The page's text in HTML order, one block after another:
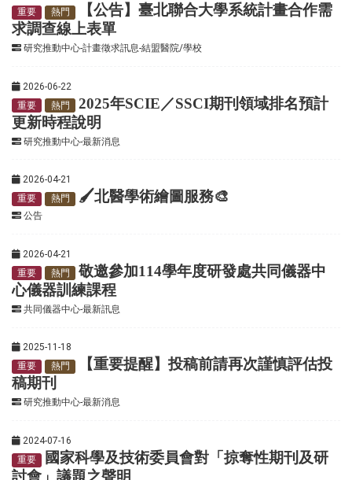
重要
熱門
【公告】臺北聯合大學系統計畫合作需
求調查線上表單
研究推動中心-計畫徵求訊息-結盟醫院/學校
2026-06-22
重要
熱門 2025年SCIE ／SSCI期刊領域排名預計
更新時程說明
研究推動中心-最新消息
2026-04-21
重要
熱門 🖌️北醫學術繪圖服務🎨
公告
2026-04-21
重要
熱門
敬邀參加114學年度研發處共同儀器中
心儀器訓練課程
共同儀器中心-最新訊息
2025-11-18
重要
熱門
【重要提醒】投稿前請再次謹慎評估投
稿期刊
研究推動中心-最新消息
2024-07-16
重要
國家科學及技術委員會對「掠奪性期刊及研
討會」議題之聲明